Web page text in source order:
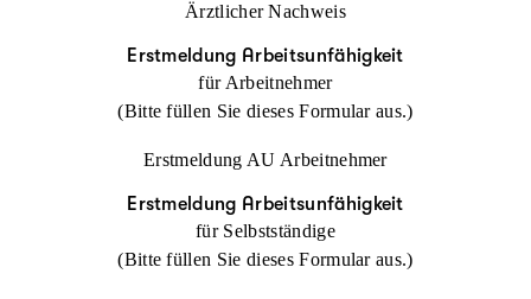
Ärztlicher Nachweis
Erstmeldung Arbeitsunfähigkeit
für Arbeitnehmer
(Bitte füllen Sie dieses Formular aus.)
Erstmeldung AU Arbeitnehmer
Erstmeldung Arbeitsunfähigkeit
für Selbstständige
(Bitte füllen Sie dieses Formular aus.)